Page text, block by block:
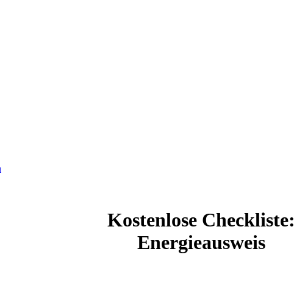
Kostenlose Checkliste:
Energieausweis